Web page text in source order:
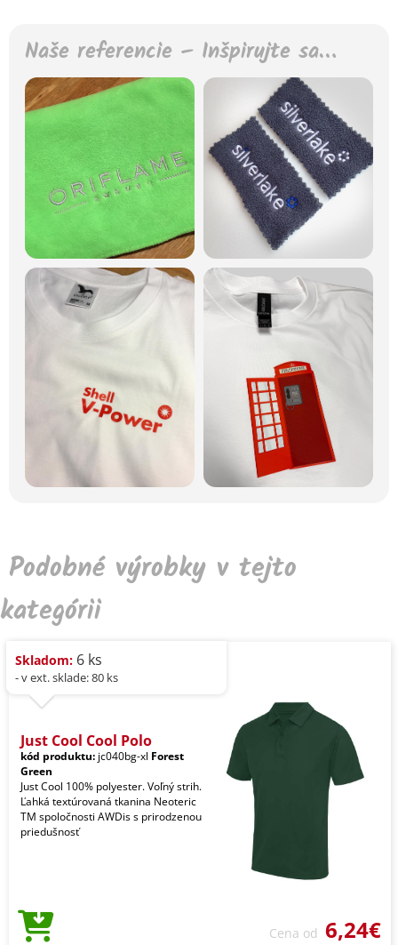
Naše referencie – Inšpirujte sa…
Podobné výrobky v tejto
kategórii
Skladom: 6 ks
- v ext. sklade: 80 ks
Just Cool Cool Polo
kód produktu: jc040bg-xl Forest
Green
Just Cool 100% polyester. Voľný strih.
Ľahká textúrovaná tkanina Neoteric
TM spoločnosti AWDis s prirodzenou
priedušnosť
Cena od 6,24€